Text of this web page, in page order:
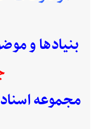
بنیادها و
مجموعه